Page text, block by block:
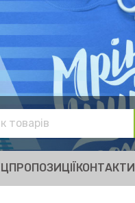
КОНТАКТИ